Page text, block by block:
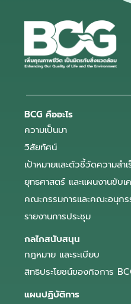
BCG คืออะไร
ความเป็นมา
วิสัยทัศน์
เป้าหมายและตัวชี้วัดความสำเ
ยุทธศาสตร์ และแผนงานขับเ
คณะกรรมการและคณะอนุกร
รายงานการประชุม
กลไกสนับสนุน
กฎหมาย และระเบียบ
สิทธิประโยชน์ของกิจการ
แผนปฏิบัติการ